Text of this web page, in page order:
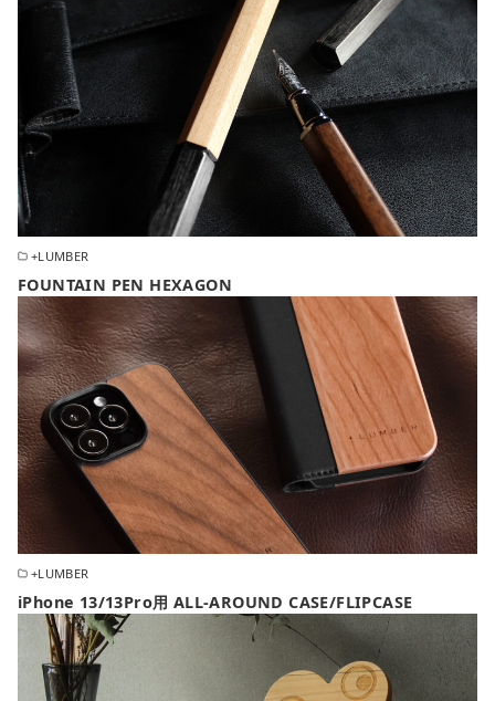
+LUMBER
FOUNTAIN PEN HEXAGON
+LUMBER
iPhone 13/13Pro用 ALL-AROUND CASE/FLIPCASE